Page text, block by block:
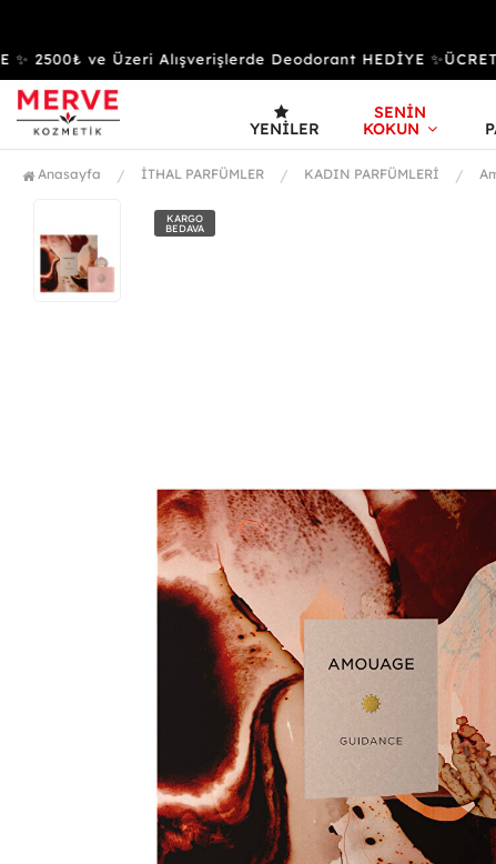
ve Üzeri Alışverişlerde Deodorant HEDİYE ✨ÜCRETSİZ
YENILER
SENİN
KOKUN
Anasayfa İTHAL PARFÜMLER KADIN PARFÜMLERİ
KARGO
BEDAVA